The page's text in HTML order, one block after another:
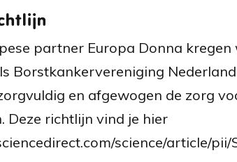
partner Europa Donna
Borstkankervereniging
en afgewogen de zorg
Deze richtlijn vind je hier
science/article/